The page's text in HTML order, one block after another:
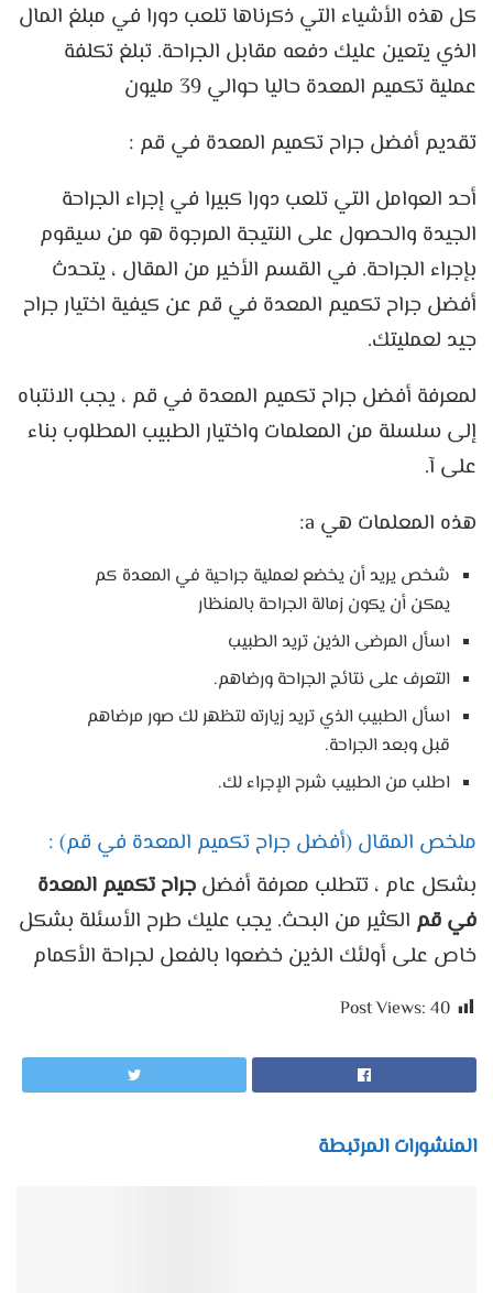
كل هذه الأشياء التي ذكرناها تلعب دورا في مبلغ المال
الذي يتعين عليك دفعه مقابل الجراحة. تبلغ تكلفة
عملية تكميم المعدة حاليا حوالي 39 مليون
تقديم أفضل جراح تكميم المعدة في قم :
أحد العوامل التي تلعب دورا كبيرا في إجراء الجراحة
الجيدة والحصول على النتيجة المرجوة هو من سيقوم
بإجراء الجراحة. في القسم الأخير من المقال ، يتحدث
أفضل جراح تكميم المعدة في قم عن كيفية اختيار جراح
جيد لعمليتك.
لمعرفة أفضل جراح تكميم المعدة في قم ، يجب الانتباه
إلى سلسلة من المعلمات واختيار الطبيب المطلوب بناء
على آ.
هذه المعلمات هي a:
شخص يريد أن يخضع لعملية جراحية في المعدة كم
يمكن أن يكون زمالة الجراحة بالمنظار
اسأل المرضى الذين تريد الطبيب
التعرف على نتائج الجراحة ورضاهم.
اسأل الطبيب الذي تريد زيارته لتظهر لك صور مرضاهم
قبل وبعد الجراحة.
اطلب من الطبيب شرح الإجراء لك.
ملخص المقال (أفضل جراح تكميم المعدة في قم) :
بشكل عام ، تتطلب معرفة أفضل جراح تكميم المعدة
في قم الكثير من البحث. يجب عليك طرح الأسئلة بشكل
خاص على أولئك الذين خضعوا بالفعل لجراحة الأكمام
Post Views: 40
المنشورات المرتبطة